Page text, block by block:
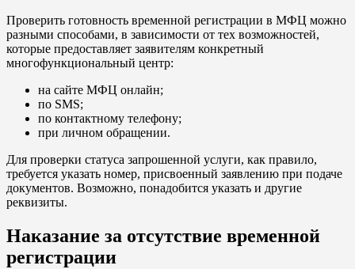
Проверить готовность временной регистрации в МФЦ можно
разными способами, в зависимости от тех возможностей,
которые предоставляет заявителям конкретный
многофункциональный центр:
на сайте МФЦ онлайн;
по SMS;
по контактному телефону;
при личном обращении.
Для проверки статуса запрошенной услуги, как правило,
требуется указать номер, присвоенный заявлению при подаче
документов. Возможно, понадобится указать и другие
реквизиты.
Наказание за отсутствие временной
регистрации